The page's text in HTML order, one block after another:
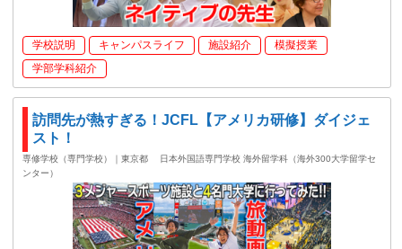
学校説明 キャンパスライフ 施設紹介
模擬授業
学部学科紹介
訪問先が熱すぎる！JCFL【アメリカ研修】ダイジェ
スト！
専修学校（専門学校）｜東京都
日本外国語専門学校 海外留学科（海外300大学留学セ
ンター）